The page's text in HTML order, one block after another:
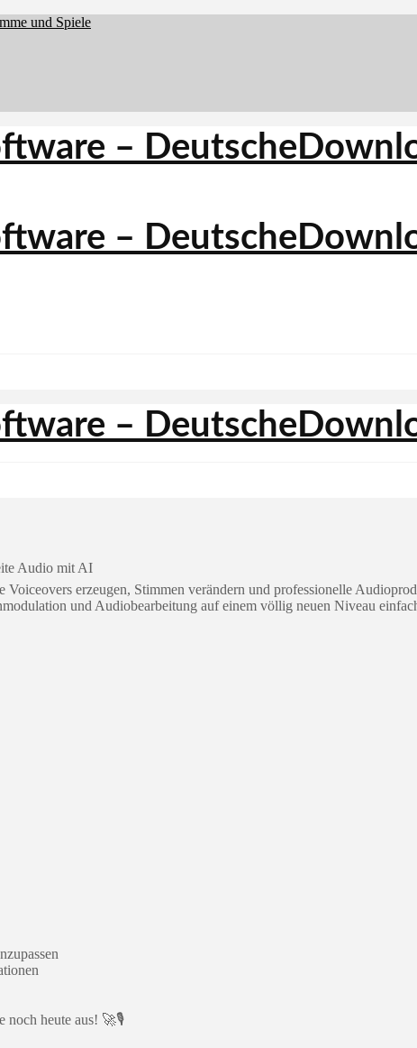
und Spiele
Audio mit AI
erzeugen, Stimmen verändern und professionelle
und Audiobearbeitung auf einem völlig neuen Niveau
noch heute aus! 🚀🎙️